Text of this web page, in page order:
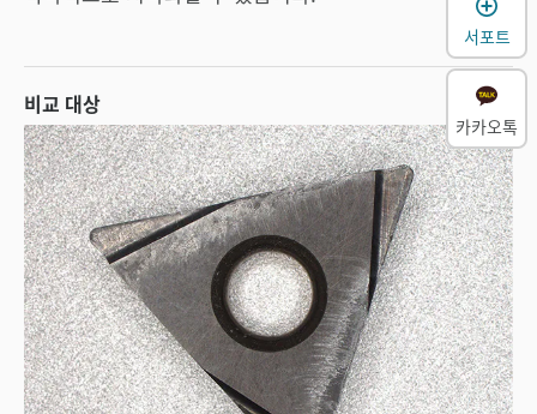
비교 대상
서포트
카카오톡